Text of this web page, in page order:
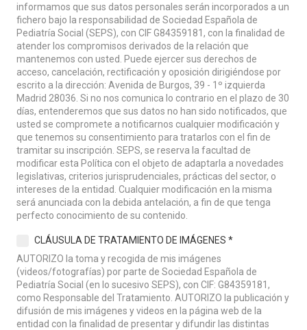
informamos que sus datos personales serán incorporados a un
fichero bajo la responsabilidad de Sociedad Española de
Pediatría Social (SEPS), con CIF G84359181, con la finalidad de
atender los compromisos derivados de la relación que
mantenemos con usted. Puede ejercer sus derechos de
acceso, cancelación, rectificación y oposición dirigiéndose por
escrito a la dirección: Avenida de Burgos, 39 - 1º izquierda
Madrid 28036. Si no nos comunica lo contrario en el plazo de 30
días, entenderemos que sus datos no han sido notificados, que
usted se compromete a notificarnos cualquier modificación y
que tenemos su consentimiento para tratarlos con el fin de
tramitar su inscripción. SEPS, se reserva la facultad de
modificar esta Política con el objeto de adaptarla a novedades
legislativas, criterios jurisprudenciales, prácticas del sector, o
intereses de la entidad. Cualquier modificación en la misma
será anunciada con la debida antelación, a fin de que tenga
perfecto conocimiento de su contenido.
CLÁUSULA DE TRATAMIENTO DE IMÁGENES *
AUTORIZO la toma y recogida de mis imágenes
(videos/fotografías) por parte de Sociedad Española de
Pediatría Social (en lo sucesivo SEPS), con CIF: G84359181,
como Responsable del Tratamiento. AUTORIZO la publicación y
difusión de mis imágenes y videos en la página web de la
entidad con la finalidad de presentar y difundir las distintas